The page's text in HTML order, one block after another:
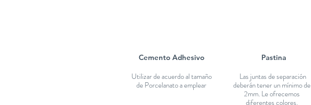
Cemento Adhesivo
Utilizar de acuerdo al tamaño
de Porcelanato a emplear
Pastina
Las juntas de separación
deberán tener un mínimo de
2mm. Le ofrecemos
diferentes colores.